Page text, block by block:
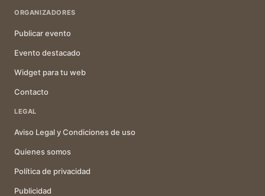
ORGANIZADORES
Publicar evento
Evento destacado
Widget para tu web
Contacto
LEGAL
Aviso Legal y Condiciones de uso
Quienes somos
Política de privacidad
Publicidad